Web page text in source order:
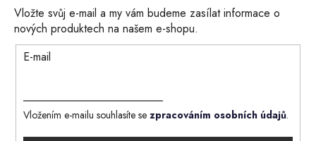
Vložte svůj e-mail a my vám budeme zasílat informace o
nových produktech na našem e-shopu.
E-mail
Vložením e-mailu souhlasíte se zpracováním osobních údajů.